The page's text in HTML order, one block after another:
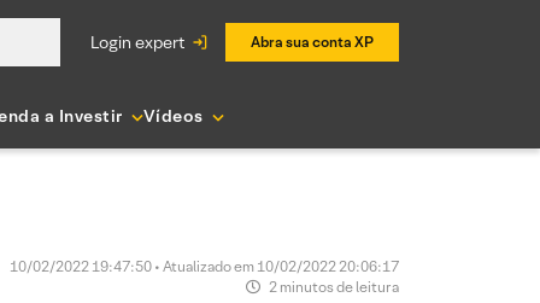
login expert Abra sua conta XP
a Investir Vídeos
10/02/2022 19:47:50 • Atualizado em 10/02/2022 20:06:17
2 minutos de leitura